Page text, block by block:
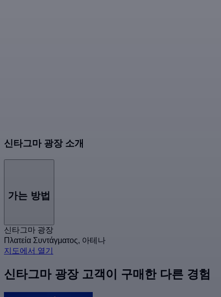
신타그마 광장 소개
가는 방법
신타그마 광장
Πλατεία Συντάγματος, 아테나
지도에서 열기
신타그마 광장 고객이 구매한 다른 경험